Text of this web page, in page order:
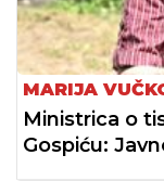
MARIJA
Ministrica o
Gospiću: